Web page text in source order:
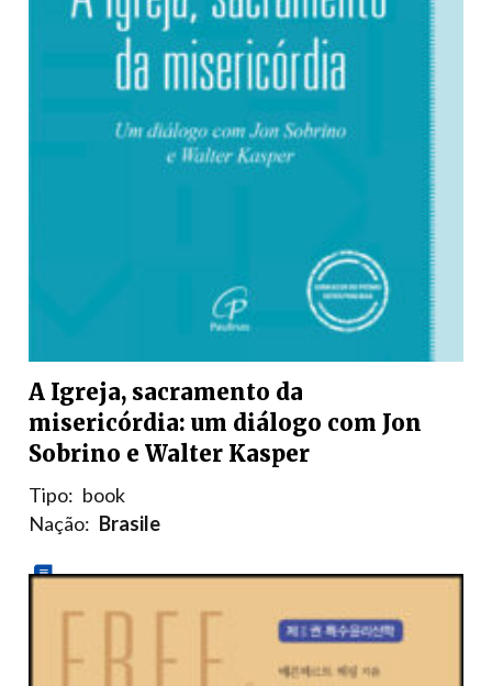
A Igreja, sacramento da
misericórdia: um diálogo com Jon
Sobrino e Walter Kasper
Tipo: book
Nação: Brasile